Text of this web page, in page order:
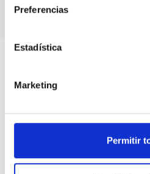
Preferencias
Estadística
Marketing
Permitir